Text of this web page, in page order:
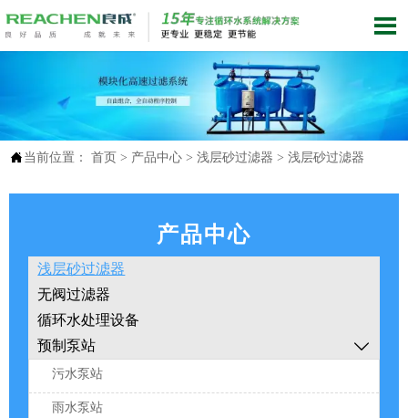

 当前位置： 首页 > 产品中心 > 浅层砂过滤器 > 浅层砂过滤器
产品中心
浅层砂过滤器
无阀过滤器
循环水处理设备
预制泵站

污水泵站
雨水泵站